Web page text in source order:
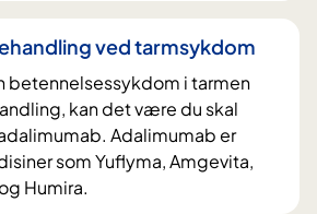
ved tarmsykdom
betennelsessykdom i tarmen
kan det være du skal
Adalimumab er
som Yuflyma, Amgevita,
Humira.